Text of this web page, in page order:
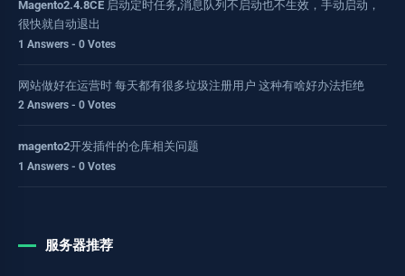
Magento2.4.8CE 启动定时任务,消息队列不启动也不生效，手动启动，
很快就自动退出
1 Answers - 0 Votes
网站做好在运营时 每天都有很多垃圾注册用户 这种有啥好办法拒绝
2 Answers - 0 Votes
magento2开发插件的仓库相关问题
1 Answers - 0 Votes
服务器推荐